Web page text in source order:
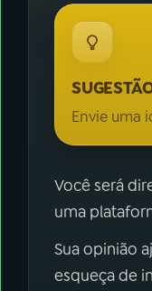
Envie uma
Você será
uma
Sua opinião
esqueça de